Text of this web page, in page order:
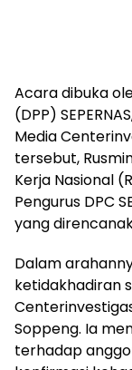
Acara dibuka
(DPP)
Media
tersebut,
Kerja Nasional
Pengurus DPC
yang
Dalam
ketidakhadiran
Soppeng. Ia
terhadap